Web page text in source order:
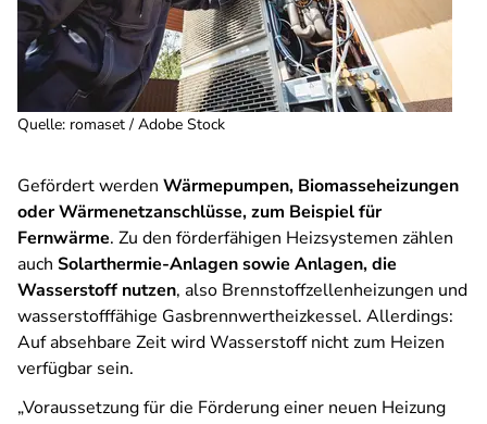
Quelle: romaset / Adobe Stock
Gefördert werden Wärmepumpen, Biomasseheizungen
oder Wärmenetzanschlüsse, zum Beispiel für
Fernwärme. Zu den förderfähigen Heizsystemen zählen
auch Solarthermie-Anlagen sowie Anlagen, die
Wasserstoff nutzen, also Brennstoffzellenheizungen und
wasserstofffähige Gasbrennwertheizkessel. Allerdings:
Auf absehbare Zeit wird Wasserstoff nicht zum Heizen
verfügbar sein.
„Voraussetzung für die Förderung einer neuen Heizung